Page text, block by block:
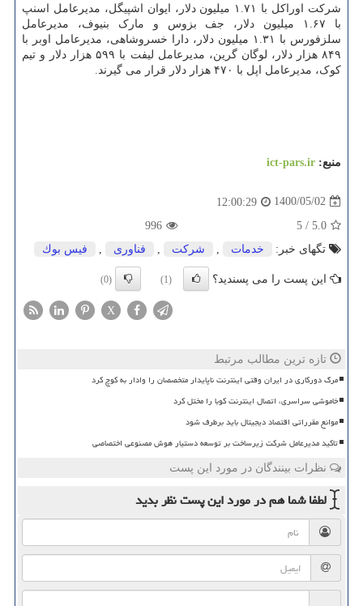
شرکت اوراکل با ۱.۷۱ میلیون دلار، ایوان اشپیگل، مدیرعامل اسنپ
با ۱.۶۷ میلیون دلار، جف بزوس و مارک بنیوف، مدیرعامل
سلزفورس با ۱.۳۱ میلیون دلار، دارا خسروشاهی، مدیرعامل اوبر با
۸۴۹ هزار دلار، لوگان گرین، مدیرعامل لیفت با ۵۹۹ هزار دلار و تیم
کوک، مدیرعامل اپل با ۴۷۰ هزار دلار قرار می گیرند.
منبع: ict-pars.ir
1400/05/02
12:00:29
5.0
/
5
996
تگهای خبر:
خدمات , شركت , فناوری , فیس بوك
این پست را می پسندید؟ (1)
(0)
X
تازه ترین مطالب مرتبط
مرگ دورکاری در ایران وقتی اینترنت ناپایدار متخصصان را وادار به کوچ کرد
خاموشی سراسری، اتصال اینترنت کوبا را مختل کرد
موانع مقرراتی اقتصاد دیجیتال باید برطرف شود
تاکید مدیرعامل شرکت زیرساخت بر توسعه دستیار هوش مصنوعی اختصاصی
نظرات بینندگان در مورد این پست
لطفا شما همدر مورد این پستنظر بدید